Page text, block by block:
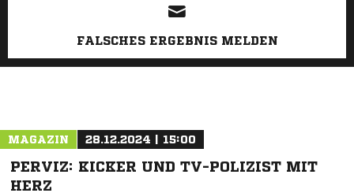
FALSCHES ERGEBNIS MELDEN
MAGAZIN 28.12.2024 | 15:00
PERVIZ: KICKER UND TV-POLIZIST MIT
HERZ